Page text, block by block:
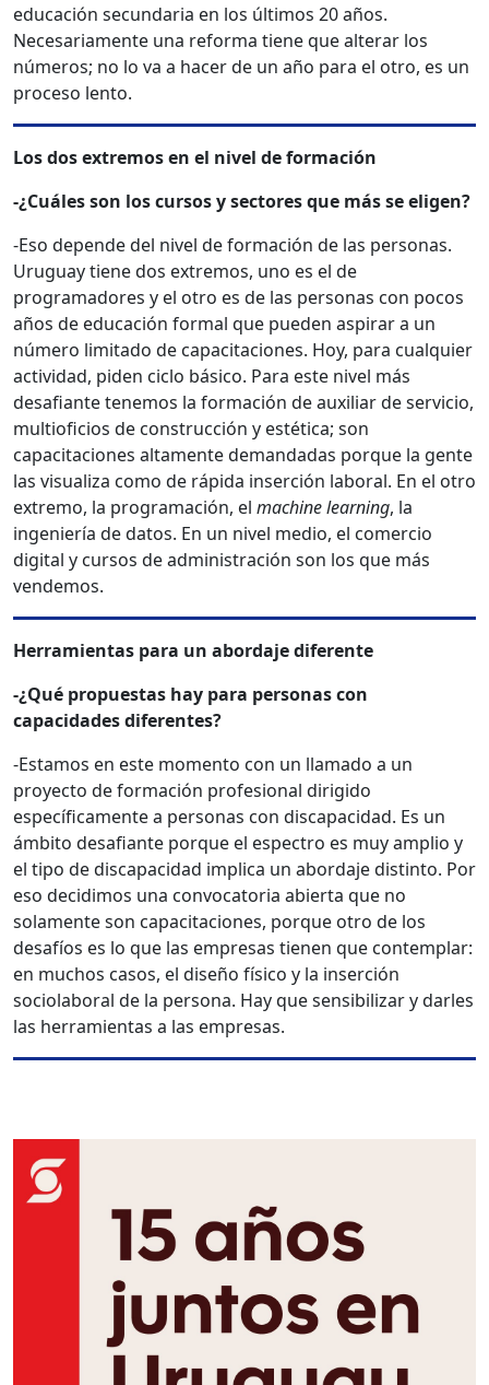
educación secundaria en los últimos 20 años.
Necesariamente una reforma tiene que alterar los
números; no lo va a hacer de un año para el otro, es un
proceso lento.
Los dos extremos en el nivel de formación
-¿Cuáles son los cursos y sectores que más se eligen?
-Eso depende del nivel de formación de las personas.
Uruguay tiene dos extremos, uno es el de
programadores y el otro es de las personas con pocos
años de educación formal que pueden aspirar a un
número limitado de capacitaciones. Hoy, para cualquier
actividad, piden ciclo básico. Para este nivel más
desafiante tenemos la formación de auxiliar de servicio,
multioficios de construcción y estética; son
capacitaciones altamente demandadas porque la gente
las visualiza como de rápida inserción laboral. En el otro
extremo, la programación, el machine learning, la
ingeniería de datos. En un nivel medio, el comercio
digital y cursos de administración son los que más
vendemos.
Herramientas para un abordaje diferente
-¿Qué propuestas hay para personas con
capacidades diferentes?
-Estamos en este momento con un llamado a un
proyecto de formación profesional dirigido
específicamente a personas con discapacidad. Es un
ámbito desafiante porque el espectro es muy amplio y
el tipo de discapacidad implica un abordaje distinto. Por
eso decidimos una convocatoria abierta que no
solamente son capacitaciones, porque otro de los
desafíos es lo que las empresas tienen que contemplar:
en muchos casos, el diseño físico y la inserción
sociolaboral de la persona. Hay que sensibilizar y darles
las herramientas a las empresas.